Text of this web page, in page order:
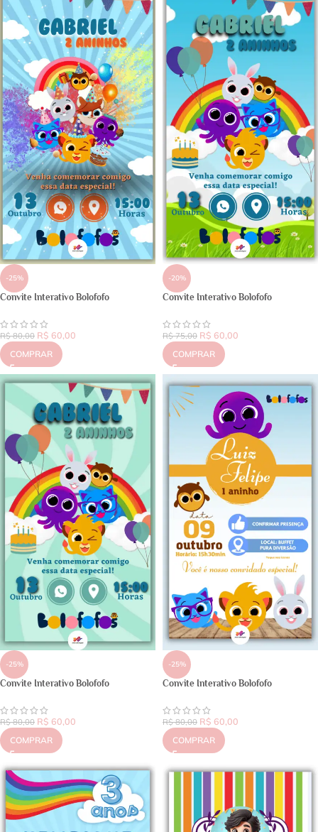
-25%
Convite Interativo Bolofofo
R$80,00 R$ 60,00
COMPRAR
-20%
Convite Interativo Bolofofo
R$75,00 R$ 60,00
COMPRAR
-25%
Convite Interativo Bolofofo
R$80,00 R$ 60,00
COMPRAR
-25%
Convite Interativo Bolofofo
R$80,00 R$ 60,00
COMPRAR